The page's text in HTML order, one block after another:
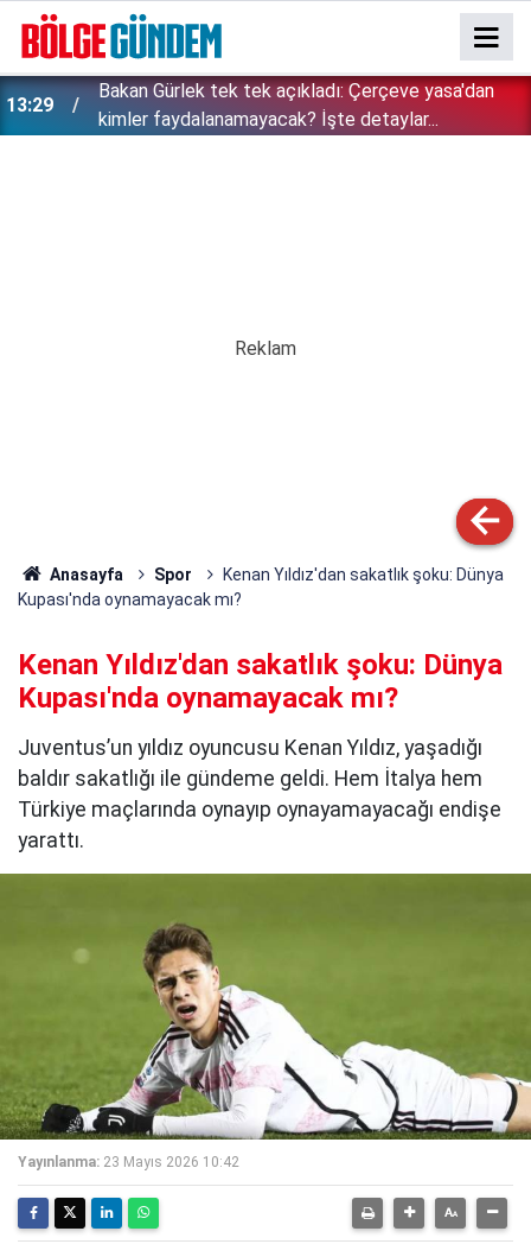
13:29
Bakan Gürlek tek tek açıkladı: Çerçeve yasa'dan
kimler faydalanamayacak? İşte detaylar...
Anasayfa Spor
Kenan Yıldız'dan sakatlık şoku: Dünya
Kupası'nda oynamayacak mı?
Kenan Yıldız'dan sakatlık şoku: Dünya
Kupası'nda oynamayacak mı?
Juventus’un yıldız oyuncusu Kenan Yıldız, yaşadığı
baldır sakatlığı ile gündeme geldi. Hem İtalya hem
Türkiye maçlarında oynayıp oynayamayacağı endişe
yarattı.
Yayınlanma: 23 Mayıs 2026 10:42